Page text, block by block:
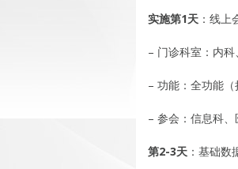
实施第1天 ：线上
– 门诊科室：内
– 功能：全功能（
– 参会：信息科
第2-3天 ：基础数